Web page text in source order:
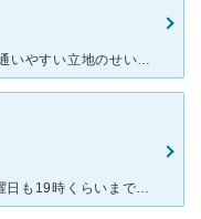
初心・再診関わらず、完全予約制です。 通いやすい立地のせいか、とても人気があり、当日予約は出来た事がありません。 チェーンの歯科のようですが、基本は、最初に診て頂いた先生にずっと診て頂くシステ
日吉駅ビルの中なので立地は最高で、土曜日も19時くらいまでやっているので期待してました。 今回、虫歯にて通院しました。小さい虫歯については治療にも満足し特に問題なかったのですが。歯間の虫歯につい